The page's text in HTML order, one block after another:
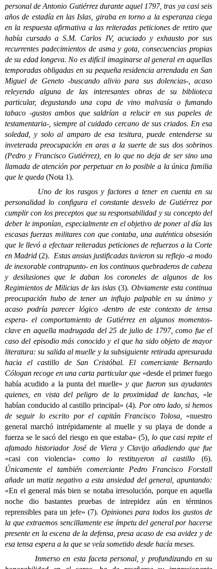
personal de Antonio Gutiérrez durante aquel 1797, tras ya casi seis
años de estadía en las Islas, giraba en torno a la esperanza ciega
en la respuesta afirmativa a las reiteradas peticiones de retiro que
había cursado a S.M. Carlos IV, acuciado y exhausto por sus
recurrentes padecimientos de asma y gota, consecuencias propias
de su edad longeva. No es difícil imaginarse al general en aquellas
temporadas obligadas en su pequeña residencia arrendada en San
Miguel de Geneto -buscando alivio para sus dolencias-, acaso
releyendo alguna de las interesantes obras de su biblioteca
particular, degustando una copa de vino malvasía o fumando
tabaco -gustos ambos que saldrían a relucir en sus papeles de
testamentaria-, siempre al cuidado cercano de sus criados. En esa
soledad, y solo al amparo de esa tesitura, puede entenderse su
inveterada preocupación en aras a la suerte de sus dos sobrinos
(Pedro y Francisco Gutiérrez), en lo que no deja de ser sino una
llamada de atención por perpetuar en lo posible a la única familia
que le queda (Nota 1).
Uno de los rasgos y factores a tener en cuenta en su
personalidad lo configura el constante desvelo de Gutiérrez por
cumplir con los preceptos que su responsabilidad y su concepto del
deber le imponían, especialmente en el objetivo de poner al día las
escasas fuerzas militares con que contaba, una auténtica obsesión
que le llevó a efectuar reiteradas peticiones de refuerzos a la Corte
en Madrid(2). Estas ansias justificadas tuvieron su reflejo -a modo
de inexorable contrapunto- en los continuos quebraderos de cabeza
y desilusiones que le daban los coroneles de algunos de los
Regimientos de Milicias de las islas (3). Obviamente esta continua
preocupación hubo de tener un influjo palpable en su ánimo y
acaso podría parecer lógico -dentro de este contexto de tensa
espera- el comportamiento de Gutiérrez en algunos momentos-
clave en aquella madrugada del 25 de julio de 1797, como fue el
caso del episodio más conocido y el que ha sido objeto de mayor
literatura: su salida al muelle y la subsiguiente retirada apresurada
hacia el castillo de San Cristóbal. El comerciante Bernardo
Cólogan recoge en una carta particular que «desde el primer fuego
había acudido a la punta del muelle» y que fueron sus ayudantes
quienes, en vista del peligro de la proximidad de lanchas, «le
habían conducido al castillo principal» (4). Por otro lado, si hemos
de seguir lo escrito por el capitán Francisco Tolosa, «nuestro
general marchó intrépidamente al muelle y su playa de donde a
fuerza se le sacó del riesgo en que estaba» (5) , lo que casi repite el
afamado historiador José de Viera y Clavijo añadiendo que fue
«casi con violencia» como lo restituyeron al castillo (6).
Únicamente el también comerciante Pedro Francisco Forstall
añade un matiz negativo a esta ansiedad del general, apuntando:
«En el general más bien se notaba irresolución, porque en aquella
noche dio bastantes pruebas de intrepidez aún en términos
reprensibles para un jefe» (7). Opiniones para todos los gustos de
la que extraemos sencillamente ese ímpetu del general por hacerse
presente en la escena de la defensa, presa acaso de esa avidez y de
esa tensa espera a la que se veía sometido desde hacía meses.
Inmerso en esta faceta personal, y profundizando en su